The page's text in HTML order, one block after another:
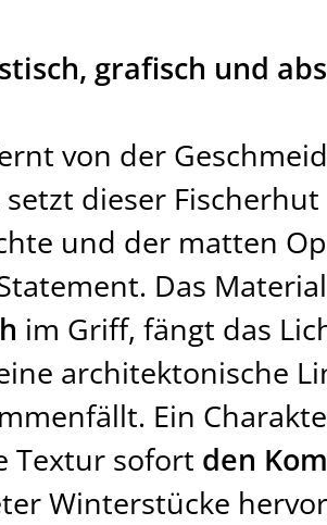
grafisch und
von der
setzt dieser
und der matten
Das
im Griff, fängt das
architektonische
Ein
Textur sofort den
Winterstücke